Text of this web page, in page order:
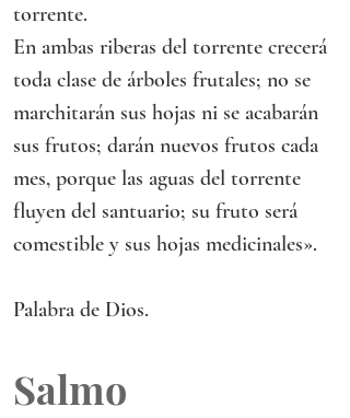
torrente.
En ambas riberas del torrente crecerá
toda clase de árboles frutales; no se
marchitarán sus hojas ni se acabarán
sus frutos; darán nuevos frutos cada
mes, porque las aguas del torrente
fluyen del santuario; su fruto será
comestible y sus hojas medicinales».
Palabra de Dios.
Salmo